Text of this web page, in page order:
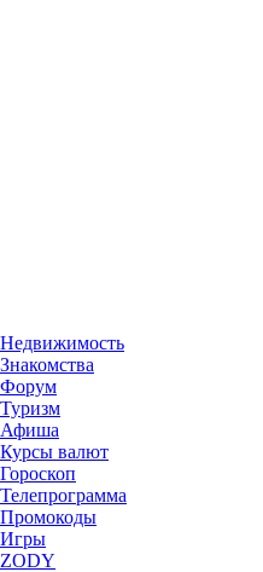
Недвижимость
Знакомства
Форум
Туризм
Афиша
Курсы валют
Гороскоп
Телепрограмма
Промокоды
Игры
ZODY